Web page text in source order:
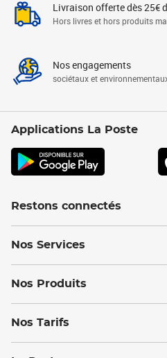
Livraison offerte dès 25€
Hors livres et hors produits
Nos engagements
sociétaux et
Applications La Poste
Restons connectés
Nos Services
Nos Produits
Nos Tarifs